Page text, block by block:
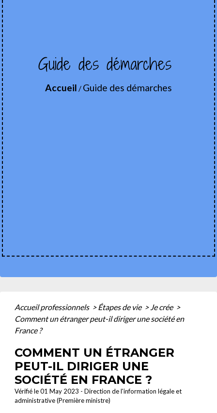
Guide des démarches
Accueil / Guide des démarches
Accueil professionnels > Étapes de vie > Je crée >
Comment un étranger peut-il diriger une société en
France ?
COMMENT UN ÉTRANGER
PEUT-IL DIRIGER UNE
SOCIÉTÉ EN FRANCE ?
Vérifié le 01 May 2023 - Direction de l'information légale et
administrative (Première ministre)